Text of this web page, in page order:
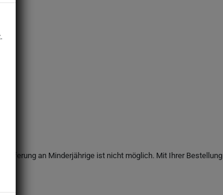
an Minderjährige ist nicht möglich. Mit Ihrer Bestellung